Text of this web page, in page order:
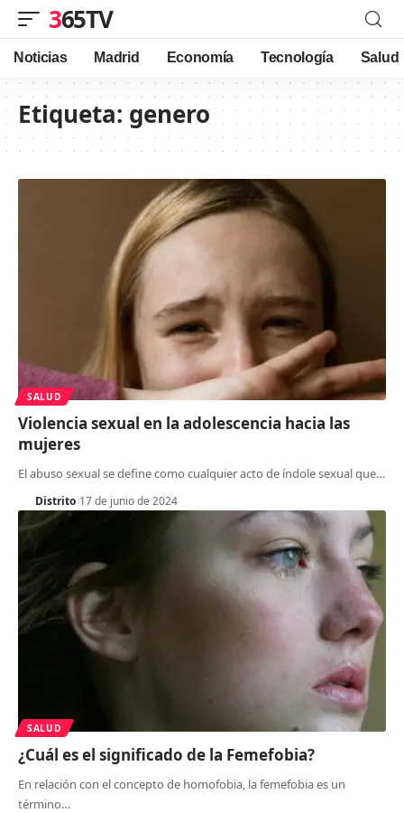
365TV
Noticias Madrid Economía Tecnología Salud
Etiqueta:genero
SALUD
Violencia sexual en la adolescencia hacia las
mujeres
El abuso sexual se define como cualquier acto de índole sexual que…
Distrito 17 de junio de 2024
SALUD
¿Cuál es el significado de la Femefobia?
En relación con el concepto de homofobia, la femefobia es un
término…